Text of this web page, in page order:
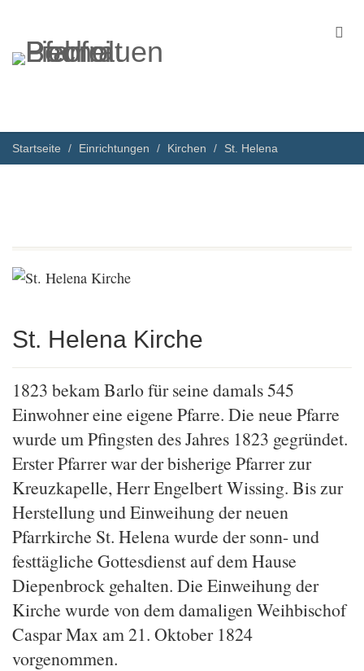
Startseite Einrichtungen Kirchen St. Helena
St. Helena Kirche
1823 bekam Barlo für seine damals 545
Einwohner eine eigene Pfarre. Die neue Pfarre
wurde um Pfingsten des Jahres 1823 gegründet.
Erster Pfarrer war der bisherige Pfarrer zur
Kreuzkapelle, Herr Engelbert Wissing. Bis zur
Herstellung und Einweihung der neuen
Pfarrkirche St. Helena wurde der sonn- und
festtägliche Gottesdienst auf dem Hause
Diepenbrock gehalten. Die Einweihung der
Kirche wurde von dem damaligen Weihbischof
Caspar Max am 21. Oktober 1824
vorgenommen.